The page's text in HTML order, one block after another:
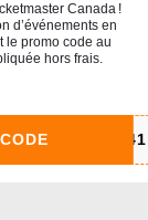
Canada !
d’événements en
le promo code au
hors frais.